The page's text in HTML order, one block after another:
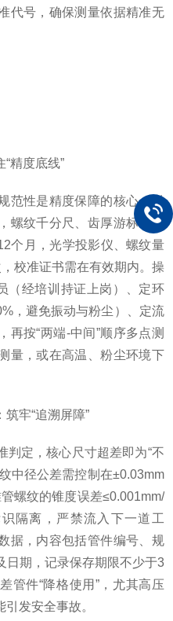
代号，确保测量依据精准无
精度底线”
性是精度保障的核心。必
螺纹千分尺、齿厚游标卡尺
个月，光学投影仪、螺纹量
校准证书需在有效期内。操
（经培训持证上岗）、定环
，避免振动与粉尘）、定流
再按“两端-中间”顺序多点测
量，或在高温、粉尘环境下
牢“追溯屏障”
定，核心尺寸超差即为“不
中径公差需控制在±0.03mm
螺纹的锥度误差≤0.001mm/
隔离，严禁流入下一道工
据，内容包括管件编号、规
日期，记录保存期限不少于3
管件“降格使用”，尤其高压
发安全事故。